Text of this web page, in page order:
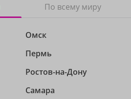
По всему миру
Омск
Пермь
Ростов-на-Дону
Самара